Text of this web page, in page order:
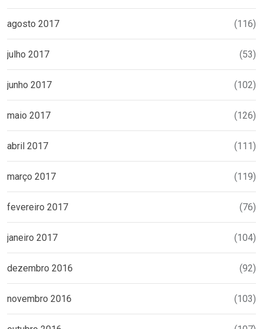
agosto 2017 (116)
julho 2017 (53)
junho 2017 (102)
maio 2017 (126)
abril 2017 (111)
março 2017 (119)
fevereiro 2017 (76)
janeiro 2017 (104)
dezembro 2016 (92)
novembro 2016 (103)